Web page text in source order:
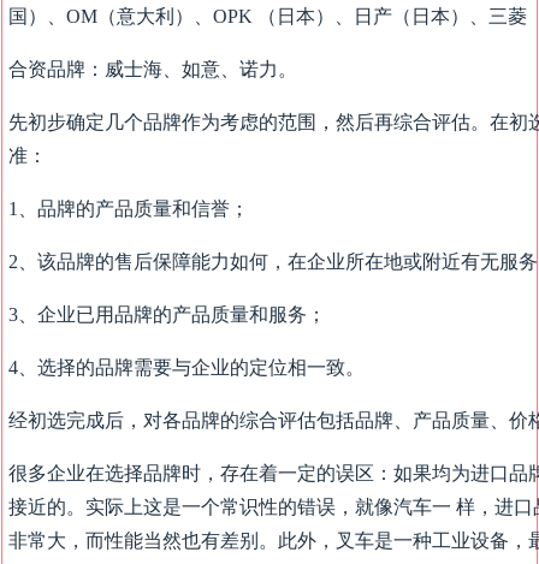
国）、OM（意大利）、OPK （日本）、日产（日本）、三菱
合资品牌：威士海、如意、诺力。
先初步确定几个品牌作为考虑的范围，然后再综合评估。在
准：
1、品牌的产品质量和信誉；
2、该品牌的售后保障能力如何，在企业所在地或附近有无服
3、企业已用品牌的产品质量和服务；
4、选择的品牌需要与企业的定位相一致。
经初选完成后，对各品牌的综合评估包括品牌、产品质量、价
很多企业在选择品牌时，存在着一定的误区：如果均为进口
接近的。实际上这是一个常识性的错误，就像汽车一 样，进
非常大，而性能当然也有差别。此外，叉车是一种工业设备